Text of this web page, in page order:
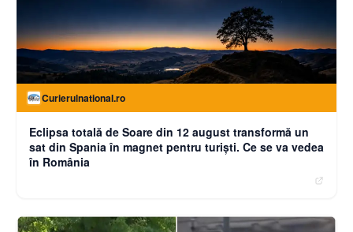
Curierulnational.ro
Eclipsa totală de Soare din 12 august transformă un
sat din Spania în magnet pentru turiști. Ce se va vedea
în România